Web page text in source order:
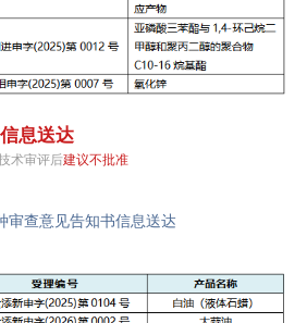
息送达
术审评后建议不批准
审查意见告知书信息送达